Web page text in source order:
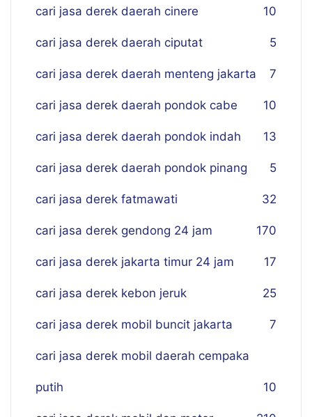
cari jasa derek daerah cinere 10
cari jasa derek daerah ciputat 5
cari jasa derek daerah menteng jakarta 7
cari jasa derek daerah pondok cabe 10
cari jasa derek daerah pondok indah 13
cari jasa derek daerah pondok pinang 5
cari jasa derek fatmawati 32
cari jasa derek gendong 24 jam 170
cari jasa derek jakarta timur 24 jam 17
cari jasa derek kebon jeruk 25
cari jasa derek mobil buncit jakarta 7
cari jasa derek mobil daerah cempaka
putih 10